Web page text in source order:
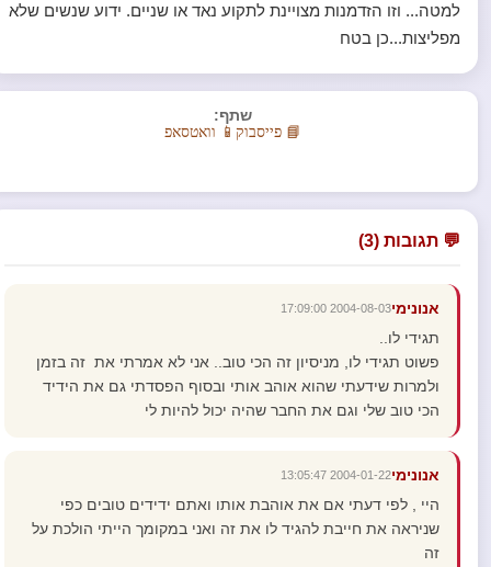
למטה... וזו הזדמנות מצויינת לתקוע נאד או שניים. ידוע שנשים שלא
מפליצות...כן בטח
שתף:
📘 פייסבוק 📱 וואטסאפ
💬 תגובות (3)
אנונימי2004-08-03 17:09:00
תגידי לו..
פשוט תגידי לו, מניסיון זה הכי טוב.. אני לא אמרתי את זה בזמן
ולמרות שידעתי שהוא אוהב אותי ובסוף הפסדתי גם את הידיד
הכי טוב שלי וגם את החבר שהיה יכול להיות לי
אנונימי2004-01-22 13:05:47
היי , לפי דעתי אם את אוהבת אותו ואתם ידידים טובים כפי
שניראה את חייבת להגיד לו את זה ואני במקומך הייתי הולכת על
זה